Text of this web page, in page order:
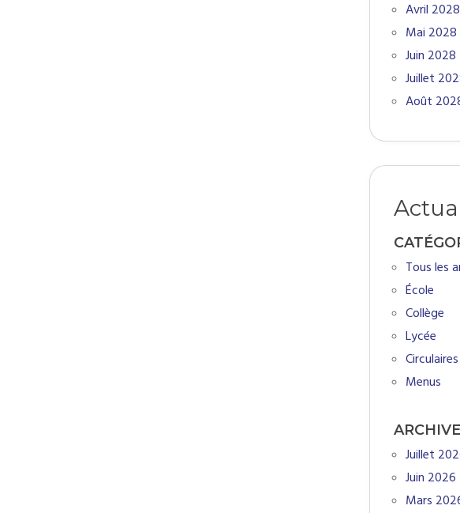
Avril 2028
Mai 2028
Juin 2028
Juillet
Août
Tous les
École
Collège
Lycée
Circulaires
Menus
Juillet
Juin 2026
Mars